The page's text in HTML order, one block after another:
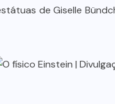
de Giselle
condena ministro
do cargo por